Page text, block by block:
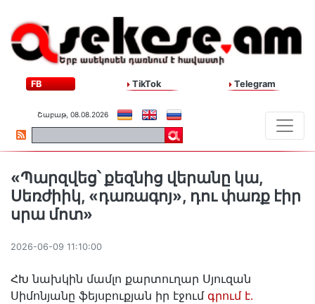
FB TikTok Telegram
Շաբաթ, 08.08.2026
«Պարզվեց՝ քեզնից վերանը կա,
Սեռժիիկ, «դառագոյ», դու փառք էիր
սրա մոտ»
2026-06-09 11:10:00
ՀԽ նախկին մամլո քարտուղար Սյուզան
Սիմոնյանը ֆեյսբուքյան իր էջումգրում է․